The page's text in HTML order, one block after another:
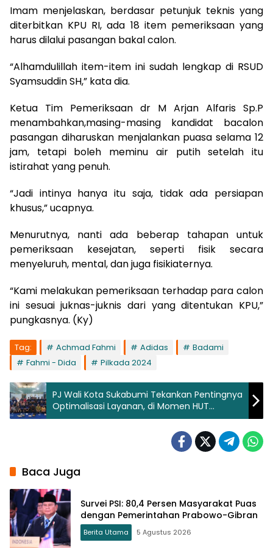
Imam menjelaskan, berdasar petunjuk teknis yang
diterbitkan KPU RI, ada 18 item pemeriksaan yang
harus dilalui pasangan bakal calon.
“Alhamdulillah item-item ini sudah lengkap di RSUD
Syamsuddin SH,” kata dia.
Ketua Tim Pemeriksaan dr M Arjan Alfaris Sp.P
menambahkan,masing-masing kandidat bacalon
pasangan diharuskan menjalankan puasa selama 12
jam, tetapi boleh meminu air putih setelah itu
istirahat yang penuh.
“Jadi intinya hanya itu saja, tidak ada persiapan
khusus,” ucapnya.
Menurutnya, nanti ada beberap tahapan untuk
pemeriksaan kesejatan, seperti fisik secara
menyeluruh, mental, dan juga fisikiaternya.
“Kami melakukan pemeriksaan terhadap para calon
ini sesuai juknas-juknis dari yang ditentukan KPU,”
pungkasnya. (Ky)
Tag: Achmad Fahmi Adidas
Badami
Fahmi - Dida
Pilkada 2024
PJ Wali Kota Sukabumi Tekankan Pentingnya
Optimalisasi Layanan, di Momen HUT
Perumda Air Minum TBW
Baca Juga
Survei PSI: 80,4 Persen Masyarakat Puas
dengan Pemerintahan Prabowo-Gibran
Berita Utama 5 Agustus 2026